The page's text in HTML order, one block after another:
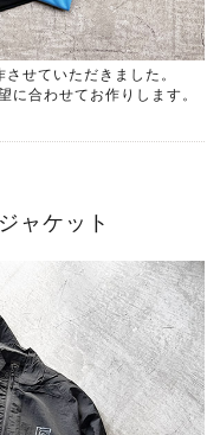
させていただきました。
に合わせてお作りします。
ャケット